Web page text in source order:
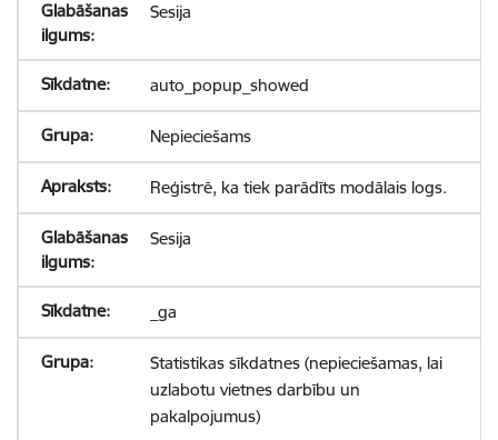
Sesija
auto_popup_showed
Nepieciešams
Reģistrē, ka tiek parādīts modālais logs.
Sesija
_ga
Statistikas sīkdatnes (nepieciešamas, lai
uzlabotu vietnes darbību un
pakalpojumus)